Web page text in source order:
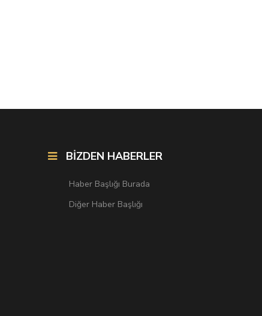
BİZDEN HABERLER
Haber Başlığı Burada
Diğer Haber Başlığı